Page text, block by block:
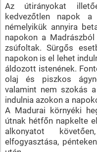
Az útirányokat
kedvezőtlen napok
némelyikük annyira
napokon a
zsúfoltak. Sürgős
napokon is el lehet
áldozott istenének.
olaj és piszkos
valamint nem szokás
indulnia azokon a
A Madurai környéki
útnak hétfőn napkelte
alkonyatot
elfogyasztása,